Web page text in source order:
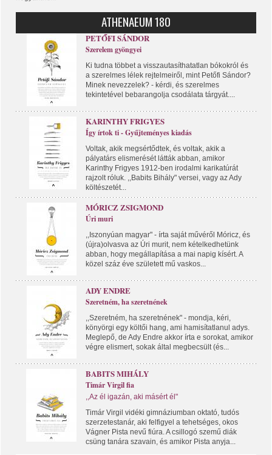
ATHENAEUM 180
PETŐFI SÁNDOR
Szerelem gyöngyei
Ki tudna többet a visszautasíthatatlan bókokról és
a szerelmes lélek rejtelmeiről, mint Petőfi Sándor?
Minek nevezzelek? - kérdi, és szerelmes
tekintetével bebarangolja csodálata tárgyát....
KARINTHY FRIGYES
Így írtok ti - Gyűjteményes kiadás
Voltak, akik megsértődtek, és voltak, akik a
pályatárs elismerését látták abban, amikor
Karinthy Frigyes 1912-ben irodalmi karikatúrát
rajzolt róluk. ,,Babits Bihály" versei, vagy az Ady
költészetét...
MÓRICZ ZSIGMOND
Úri muri
,,Iszonyúan magyar" - írta saját művéről Móricz, és
(újra)olvasva az Úri murit, nem kételkedhetünk
abban, hogy megállapítása a mai napig kísért. A
közel száz éve született mű vaskos...
ADY ENDRE
Szeretném, ha szeretnének
,,Szeretném, ha szeretnének" - mondja, kéri,
könyörgi egy költői hang, ami hamisítatlanul adys.
Meglepő, de Ady Endre akkor írta e sorokat, amikor
végre elismert, sokak által megbecsült (és...
BABITS MIHÁLY
Timár Virgil fia
,,Az él igazán, aki másért él"
Timár Virgil vidéki gimnáziumban oktató, tudós
szerzetestanár, aki felfigyel a tehetséges, okos
Vágner Pista nevű fiúra. A csillogó szemű diák
csüng tanára szavain, és amikor Pista anyja...